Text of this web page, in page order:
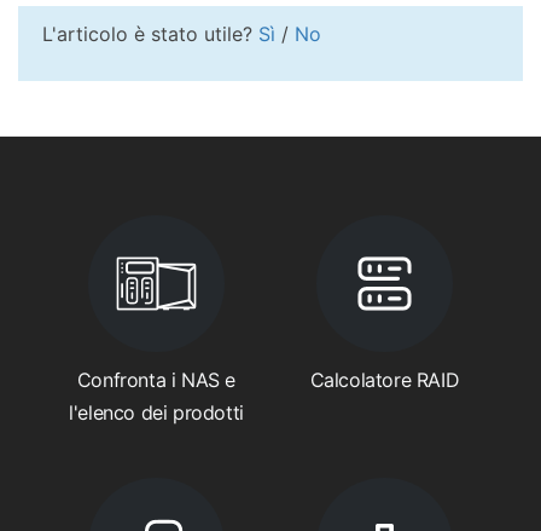
L'articolo è stato utile? Sì / No
Confronta i NAS e
l'elenco dei prodotti
Calcolatore RAID